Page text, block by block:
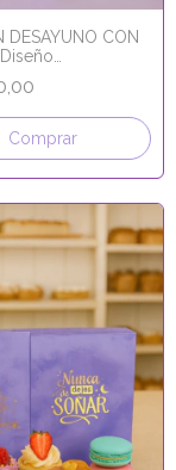
DESAYUNO CON
+ POSTAL
Comprar